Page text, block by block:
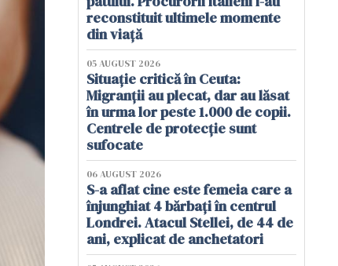
reconstituit ultimele momente
din viață
05 AUGUST 2026
Situație critică în Ceuta:
Migranții au plecat, dar au lăsat
în urma lor peste 1.000 de copii.
Centrele de protecție sunt
sufocate
06 AUGUST 2026
S-a aflat cine este femeia care a
înjunghiat 4 bărbați în centrul
Londrei. Atacul Stellei, de 44 de
ani, explicat de anchetatori